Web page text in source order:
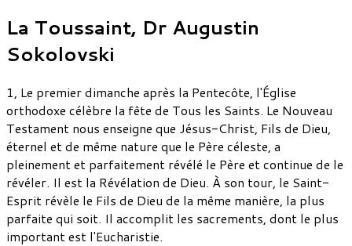
La Toussaint, Dr Augustin
Sokolovski
1, Le premier dimanche après la Pentecôte, l'Église
orthodoxe célèbre la fête de Tous les Saints. Le Nouveau
Testament nous enseigne que Jésus-Christ, Fils de Dieu,
éternel et de même nature que le Père céleste, a
pleinement et parfaitement révélé le Père et continue de le
révéler. Il est la Révélation de Dieu. À son tour, le Saint-
Esprit révèle le Fils de Dieu de la même manière, la plus
parfaite qui soit. Il accomplit les sacrements, dont le plus
important est l'Eucharistie.